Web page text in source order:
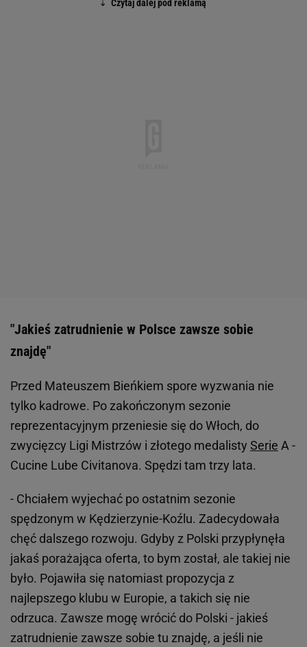
"Jakieś zatrudnienie w Polsce zawsze sobie
znajdę"
Przed Mateuszem Bieńkiem spore wyzwania nie
tylko kadrowe. Po zakończonym sezonie
reprezentacyjnym przeniesie się do Włoch, do
zwycięzcy Ligi Mistrzów i złotego medalisty Serie A -
Cucine Lube Civitanova. Spędzi tam trzy lata.
- Chciałem wyjechać po ostatnim sezonie
spędzonym w Kędzierzynie-Koźlu. Zadecydowała
chęć dalszego rozwoju. Gdyby z Polski przypłynęła
jakaś porażająca oferta, to bym został, ale takiej nie
było. Pojawiła się natomiast propozycja z
najlepszego klubu w Europie, a takich się nie
odrzuca. Zawsze mogę wrócić do Polski - jakieś
zatrudnienie zawsze sobie tu znajdę, a jeśli nie